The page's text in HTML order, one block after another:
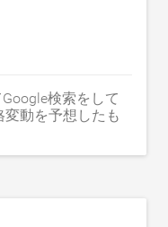
検索をして
動を予想したも